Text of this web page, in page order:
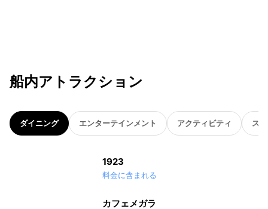
船内アトラクション
ダイニング エンターテインメント アクティビティ ス
1923
料金に含まれる
カフェメガラ